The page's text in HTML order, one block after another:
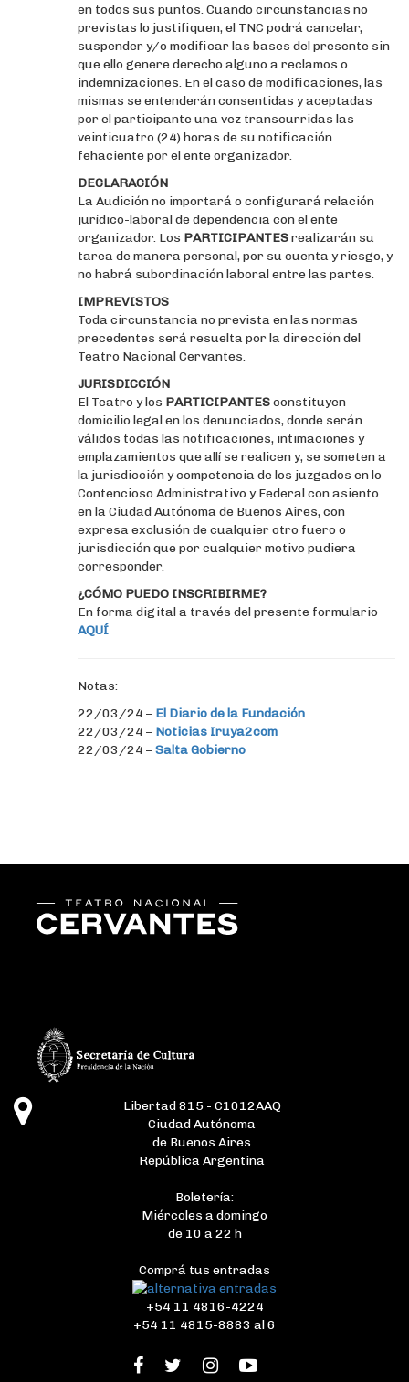
en todos sus puntos. Cuando circunstancias no
previstas lo justifiquen, el TNC podrá cancelar,
suspender y/o modificar las bases del presente sin
que ello genere derecho alguno a reclamos o
indemnizaciones. En el caso de modificaciones, las
mismas se entenderán consentidas y aceptadas
por el participante una vez transcurridas las
veinticuatro (24) horas de su notificación
fehaciente por el ente organizador.
DECLARACIÓN
La Audición no importará o configurará relación
jurídico-laboral de dependencia con el ente
organizador. Los PARTICIPANTESrealizarán su
tarea de manera personal, por su cuenta y riesgo, y
no habrá subordinación laboral entre las partes.
IMPREVISTOS
Toda circunstancia no prevista en las normas
precedentes será resuelta por la dirección del
Teatro Nacional Cervantes.
JURISDICCIÓN
El Teatro y los PARTICIPANTESconstituyen
domicilio legal en los denunciados, donde serán
válidos todas las notificaciones, intimaciones y
emplazamientos que allí se realicen y, se someten a
la jurisdicción y competencia de los juzgados en lo
Contencioso Administrativo y Federal con asiento
en la Ciudad Autónoma de Buenos Aires, con
expresa exclusión de cualquier otro fuero o
jurisdicción que por cualquier motivo pudiera
corresponder.
¿CÓMO PUEDO INSCRIBIRME?
En forma digital a través del presente formulario
AQUÍ
Notas:
22/03/24 – El Diario de la Fundación
22/03/24 – Noticias Iruya2com
22/03/24 –Salta Gobierno
Libertad 815 - C1012AAQ
Ciudad Autónoma
de Buenos Aires
República Argentina
Boletería:
Miércoles a domingo
de 10 a 22 h
Comprá tus entradas
+54 11 4816-4224
+54 11 4815-8883 al 6